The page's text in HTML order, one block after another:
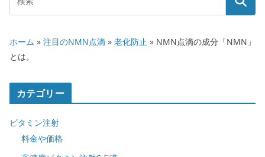
ホーム » 注目のNMN点滴 » 老化防止 » NMN点滴の成分「NMN」
とは。
カテゴリー
ビタミン注射
料金や価格